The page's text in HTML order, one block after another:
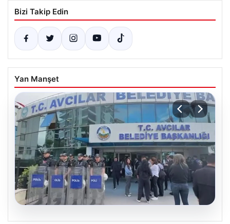
Bizi Takip Edin
Yan Manşet
05.08.2026